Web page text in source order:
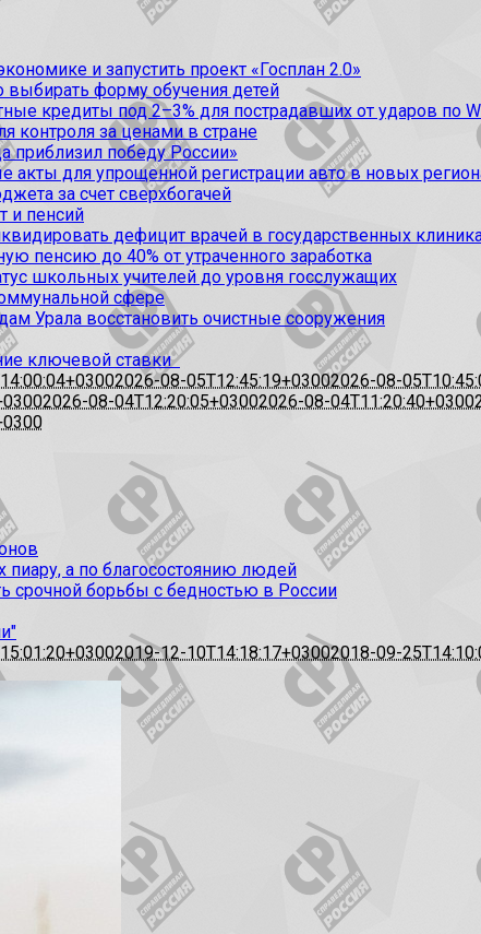
и запустить проект «Госплан 2.0»
выбирать форму обучения детей
кредиты под 2–3% для пострадавших от ударов по
контроля за ценами в стране
приблизил победу России»
для упрощенной регистрации авто в новых
за счет сверхбогачей
и пенсий
дефицит врачей в государственных
пенсию до 40% от утраченного заработка
школьных учителей до уровня госслужащих
сфере
Урала восстановить очистные сооружения
ключевой ставки
2026-08-05T12:45:19+03002026-08-
2026-08-04T12:20:05+03002026-08-04T11:20:40+0300
пиару, а по благосостоянию людей
срочной борьбы с бедностью в России
2019-12-10T14:18:17+03002018-09-